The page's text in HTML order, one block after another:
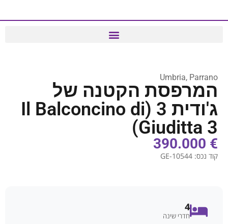
Umbria, Parrano
המרפסת הקטנה של
ג'ודית 3 (Il Balconcino di
Giuditta 3)
€ 390.000
קוד נכס: GE-10544
4
חדרי שינה